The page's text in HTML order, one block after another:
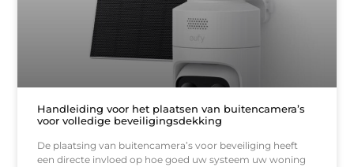
Handleiding voor het plaatsen van buitencamera’s
voor volledige beveiligingsdekking
De plaatsing van buitencamera’s voor beveiliging heeft
een directe invloed op hoe goed uw systeem uw woning